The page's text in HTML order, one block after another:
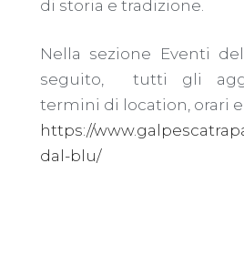
di storia e tradizione.
Nella sezione Eventi
seguito,
tutti gli
termini di location, orari
https://
dal-blu/